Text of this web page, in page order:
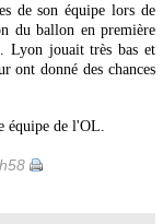
de son équipe lors de
du ballon en première
Lyon jouait très bas et
ont donné des chances
équipe de l'OL.